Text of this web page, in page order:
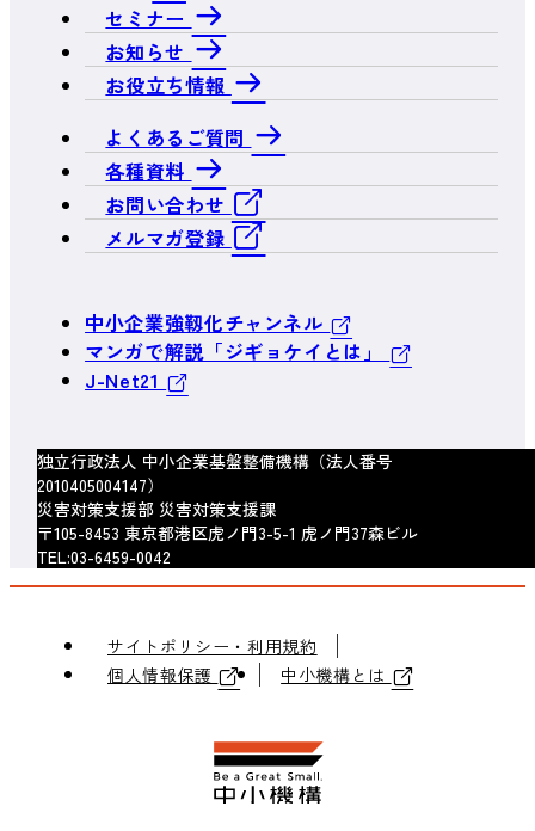
セミナー
お知らせ
お役立ち情報
よくあるご質問
各種資料
お問い合わせ
メルマガ登録
中小企業強靱化チャンネル
マンガで解説「ジギョケイとは」
J-Net21
独立行政法人 中小企業基盤整備機構（法人番号
2010405004147）
災害対策支援部 災害対策支援課
〒105-8453 東京都港区虎ノ門3-5-1 虎ノ門37森ビル
TEL:03-6459-0042
サイトポリシー・利用規約
個人情報保護
中小機構とは